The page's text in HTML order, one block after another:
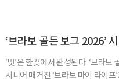
‘브라보 골든 보그 2026’
‘멋’은 한끗에서 완성된다. ‘브라
시니어 매거진 ‘브라보 마이 라이